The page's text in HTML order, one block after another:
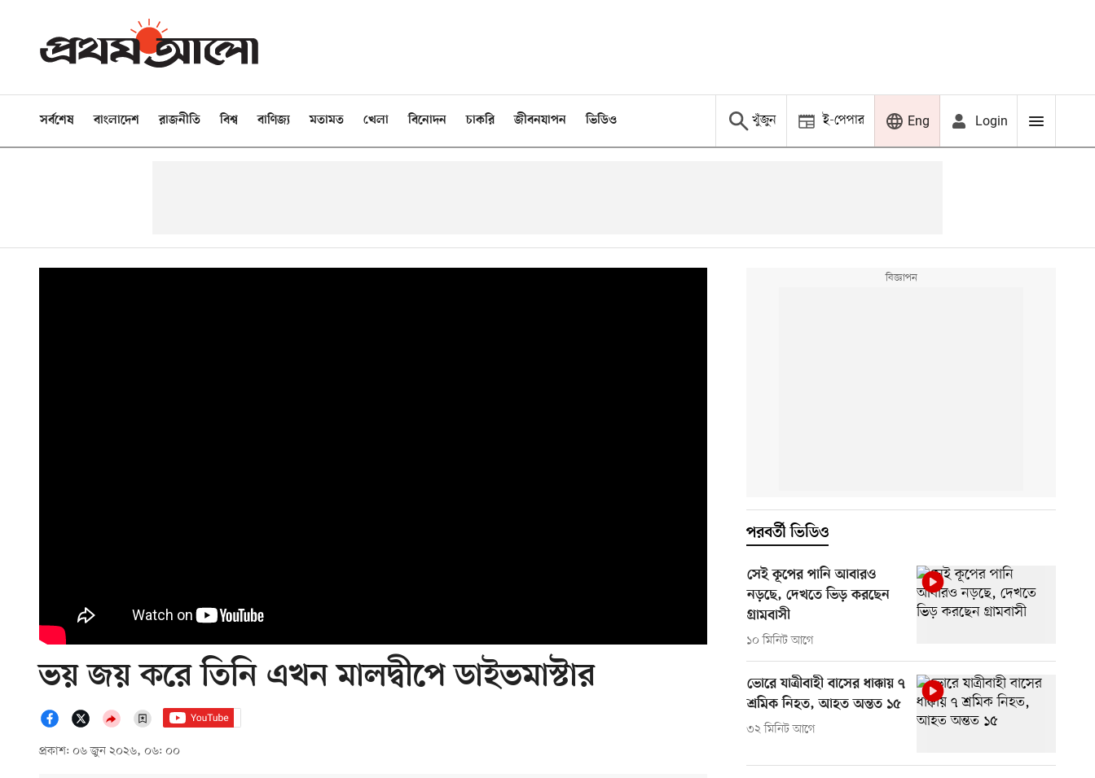
সর্বশেষ বাংলাদেশ রাজনীতি বিশ্ব বাণিজ্য মতামত খেলা বিনোদন চাকরি জীবনযাপন ভিডিও খুঁজুন ই-পেপার Eng Login
ভয় জয় করে তিনি এখন মালদ্বীপে ডাইভমাস্টার
প্রকাশ: ০৬ জুন ২০২৬, ০৬: ০০
পরবর্তী ভিডিও
সেই কূপের পানি আবারও
নড়ছে, দেখতে ভিড় করছেন
গ্রামবাসী
১০ মিনিট আগে
ভোরে যাত্রীবাহী বাসের ধাক্কায় ৭
শ্রমিক নিহত, আহত অন্তত ১৫
৩২ মিনিট আগে